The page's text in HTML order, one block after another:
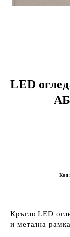
LED
Код:
Кръгло LED
и метална